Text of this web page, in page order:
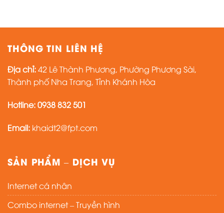
THÔNG TIN LIÊN HỆ
Địa chỉ:42 Lê Thành Phương, Phường Phương Sài,
Thành phố Nha Trang, Tỉnh Khánh Hòa
Hotline:0938 832 501
Email: khaidt2@fpt.com
SẢN PHẨM – DỊCH VỤ
Internet cá nhân
Combo internet – Truyền hình